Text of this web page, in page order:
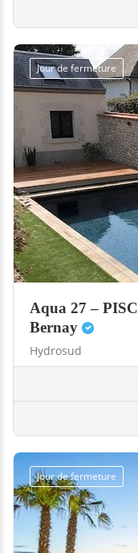
Jour de fermeture
Aqua 27 –
Bernay
Hydrosud
Jour de fermeture